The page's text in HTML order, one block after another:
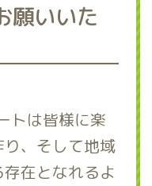
願いいた
トは皆様に楽
、そして地域
在となれるよ